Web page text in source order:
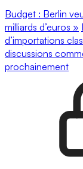
Budget : Berlin
milliards d’euros »
d’importations
discussions
prochainement